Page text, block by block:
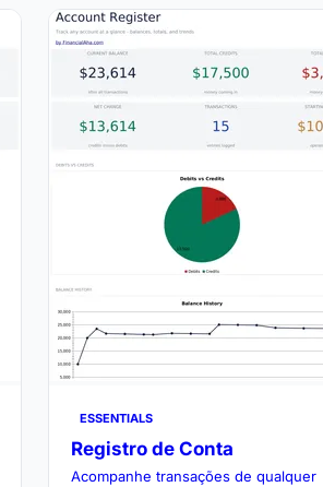
ESSENTIALS
Registro de Conta
Acompanhe transações de qualquer